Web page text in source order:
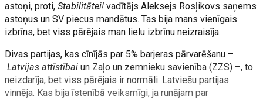
astoņi, proti,Stabilitātei! vadītājs Aleksejs Rosļikovs saņems
astoņus un SV piecus mandātus. Tas bija mans vienīgais
izbrīns, bet viss pārējais man lielu izbrīnu neizraisīja.
Divas partijas, kas cīnījās par 5% barjeras pārvarēšanu –
Latvijas attīstībai un Zaļo un zemnieku savienība (ZZS) –, to
neizdarīja, bet viss pārējais ir normāli. Latviešu partijas
vinnēja. Kas bija īstenībā veiksmīgi, ja runājam par